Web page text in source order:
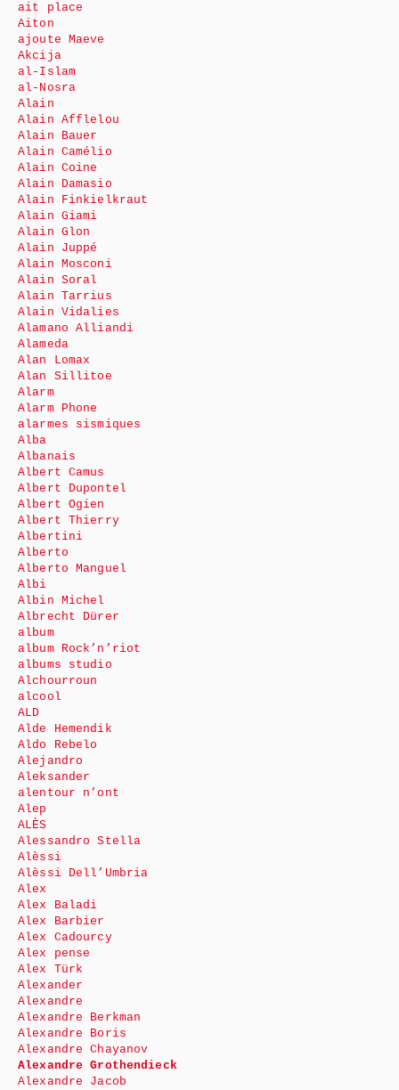
ait place
Aiton
ajoute Maeve
Akcija
al-Islam
al-Nosra
Alain
Alain Afflelou
Alain Bauer
Alain Camélio
Alain Coine
Alain Damasio
Alain Finkielkraut
Alain Giami
Alain Glon
Alain Juppé
Alain Mosconi
Alain Soral
Alain Tarrius
Alain Vidalies
Alamano Alliandi
Alameda
Alan Lomax
Alan Sillitoe
Alarm
Alarm Phone
alarmes sismiques
Alba
Albanais
Albert Camus
Albert Dupontel
Albert Ogien
Albert Thierry
Albertini
Alberto
Alberto Manguel
Albi
Albin Michel
Albrecht Dürer
album
album Rock’n’riot
albums studio
Alchourroun
alcool
ALD
Alde Hemendik
Aldo Rebelo
Alejandro
Aleksander
alentour n’ont
Alep
ALÈS
Alessandro Stella
Alèssi
Alèssi Dell’Umbria
Alex
Alex Baladi
Alex Barbier
Alex Cadourcy
Alex pense
Alex Türk
Alexander
Alexandre
Alexandre Berkman
Alexandre Boris
Alexandre Chayanov
Alexandre Grothendieck
Alexandre Jacob